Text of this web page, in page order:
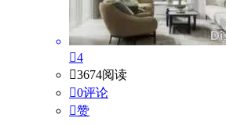
4
3674阅读
0评论
赞